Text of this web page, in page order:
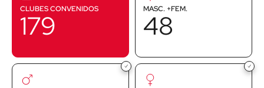
CLUBES CONVENIDOS
179
MASC. +FEM.
48
campo campo